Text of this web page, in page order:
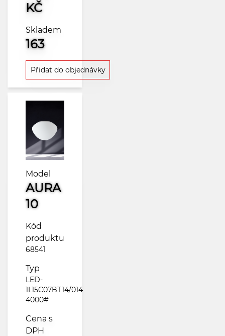
KČ
Skladem
163
Přidat do objednávky
Model
AURA
10
Kód
produktu
68541
Typ
LED-
1L15C07BT14/014
4000#
Cena s
DPH